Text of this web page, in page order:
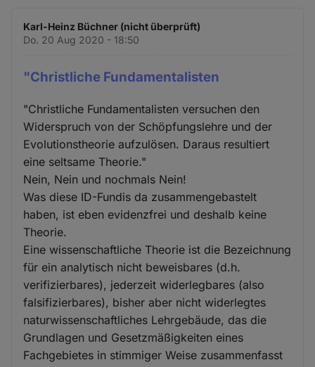
Karl-Heinz Büchner (nicht überprüft)
Do. 20 Aug 2020 - 18:50
"Christliche Fundamentalisten
"Christliche Fundamentalisten versuchen den
Widerspruch von der Schöpfungslehre und der
Evolutionstheorie aufzulösen. Daraus resultiert
eine seltsame Theorie."
Nein, Nein und nochmals Nein!
Was diese ID-Fundis da zusammengebastelt
haben, ist eben evidenzfrei und deshalb keine
Theorie.
Eine wissenschaftliche Theorie ist die Bezeichnung
für ein analytisch nicht beweisbares (d.h.
verifizierbares), jederzeit widerlegbares (also
falsifizierbares), bisher aber nicht widerlegtes
naturwissenschaftliches Lehrgebäude, das die
Grundlagen und Gesetzmäßigkeiten eines
Fachgebietes in stimmiger Weise zusammenfasst